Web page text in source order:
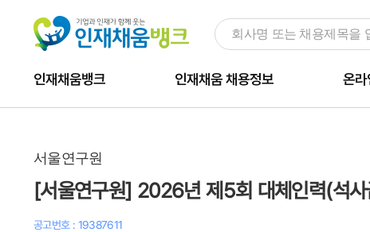
인재채움뱅크 인재채움 채용정보 온라
서울연구원
[서울연구원] 2026년 제5회 대체인력(석
공고번호 : 19387611